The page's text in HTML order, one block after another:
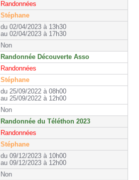
Randonnées
Stéphane
du 02/04/2023 à 13h30
au 02/04/2023 à 17h30
Non
Randonnée Découverte Asso
Randonnées
Stéphane
du 25/09/2022 à 08h00
au 25/09/2022 à 12h00
Non
Randonnée du Téléthon 2023
Randonnées
Stéphane
du 09/12/2023 à 10h00
au 09/12/2023 à 12h00
Non